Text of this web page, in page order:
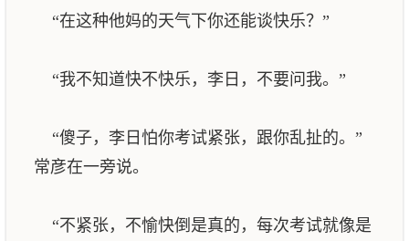
“在这种他妈的天气下你还能谈快乐？”
“我不知道快不快乐，李日，不要问我。”
“傻子，李日怕你考试紧张，跟你乱扯的。”
常彦在一旁说。
“不紧张，不愉快倒是真的，每次考试就像是